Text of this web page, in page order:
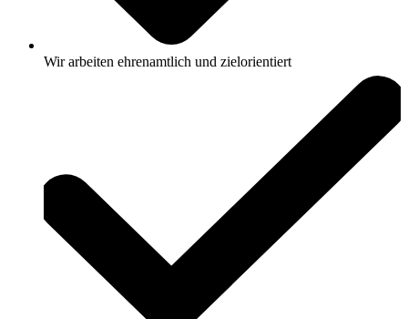
Wirarbeiten ehrenamtlich und zielorientiert